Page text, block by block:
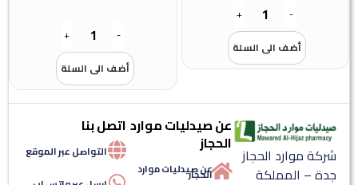
+
أضف الى السلة
+
أضف الى السلة
موارد الحجاز
– المملكة
عن صيدليات موارد
الحجاز
عن صيدليات موارد
الحجاز
اتصل بنا
التواصل عبر الموقع